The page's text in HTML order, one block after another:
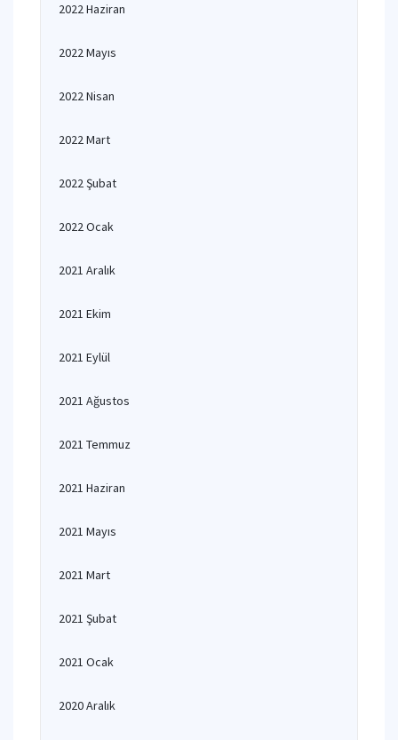
2022 Haziran
2022 Mayıs
2022 Nisan
2022 Mart
2022 Şubat
2022 Ocak
2021 Aralık
2021 Ekim
2021 Eylül
2021 Ağustos
2021 Temmuz
2021 Haziran
2021 Mayıs
2021 Mart
2021 Şubat
2021 Ocak
2020 Aralık